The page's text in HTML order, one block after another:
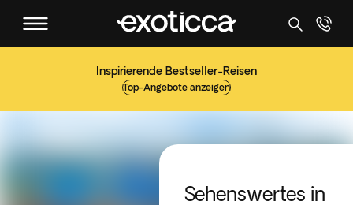
Inspirierende Bestseller-Reisen
Top-Angebote anzeigen
Sehenswertes in